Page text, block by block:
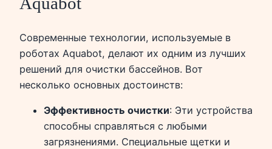
Современные технологии, используемые в
роботах Aquabot, делают их одним из лучших
решений для очистки бассейнов. Вот
несколько основных достоинств:
Эффективность очистки: Эти устройства
способны справляться с любыми
загрязнениями. Специальные щетки и